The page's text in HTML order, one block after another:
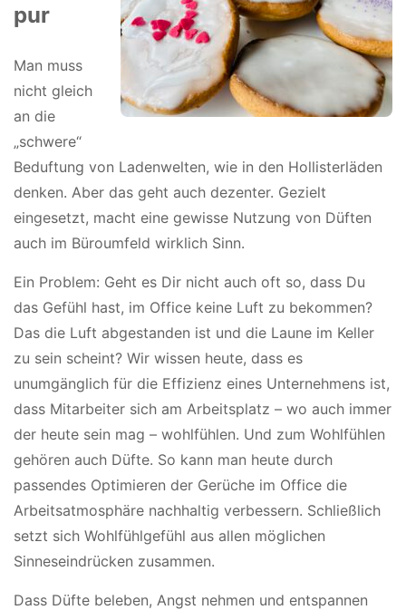
pur
Man muss
nicht gleich
an die
„schwere“
Beduftung von Ladenwelten, wie in den Hollisterläden
denken. Aber das geht auch dezenter. Gezielt
eingesetzt, macht eine gewisse Nutzung von Düften
auch im Büroumfeld wirklich Sinn.
Ein Problem: Geht es Dir nicht auch oft so, dass Du
das Gefühl hast, im Office keine Luft zu bekommen?
Das die Luft abgestanden ist und die Laune im Keller
zu sein scheint? Wir wissen heute, dass es
unumgänglich für die Effizienz eines Unternehmens ist,
dass Mitarbeiter sich am Arbeitsplatz – wo auch immer
der heute sein mag – wohlfühlen. Und zum Wohlfühlen
gehören auch Düfte. So kann man heute durch
passendes Optimieren der Gerüche im Office die
Arbeitsatmosphäre nachhaltig verbessern. Schließlich
setzt sich Wohlfühlgefühl aus allen möglichen
Sinneseindrücken zusammen.
Dass Düfte beleben, Angst nehmen und entspannen